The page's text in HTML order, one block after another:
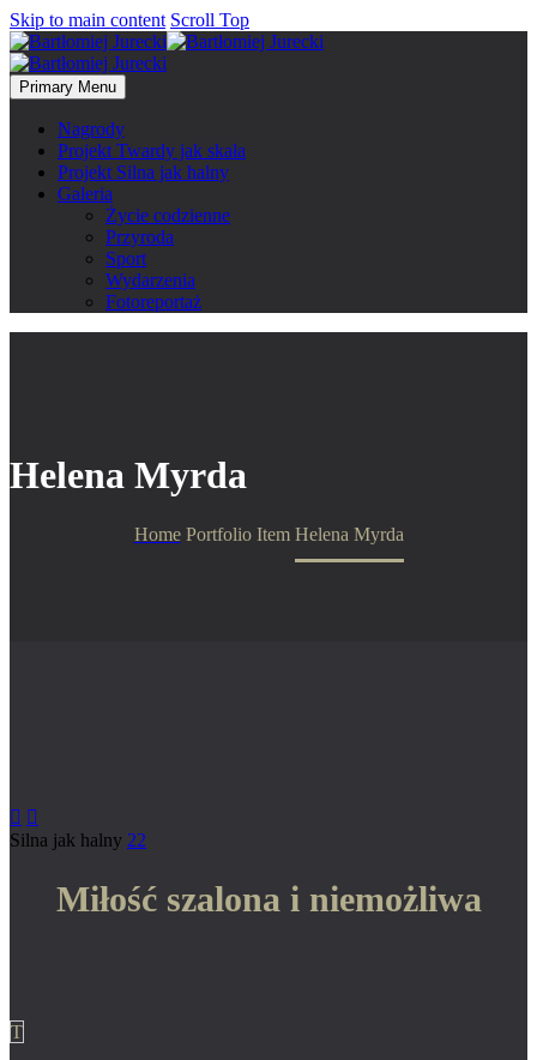
Skip to main content Scroll Top
Primary Menu
Nagrody
Projekt Twardy jak skała
Projekt Silna jak halny
Galeria
Życie codzienne
Przyroda
Sport
Wydarzenia
Fotoreportaż
Helena Myrda
Home Portfolio Item Helena Myrda
 
Silna jak halny 22
Miłość szalona i niemożliwa
T